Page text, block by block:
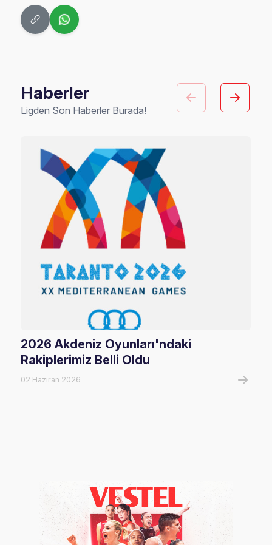
Haberler
Ligden Son Haberler Burada!
2026 Akdeniz Oyunları'ndaki
Rakiplerimiz Belli Oldu
02 Haziran 2026